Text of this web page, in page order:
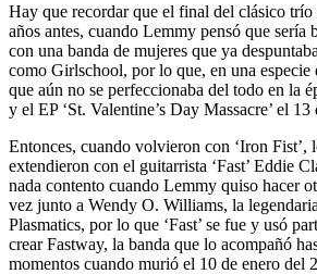
Hay que recordar que el final del clásico trío
años antes, cuando Lemmy pensó que sería
con una banda de mujeres que ya
como Girlschool, por lo que, en una especie
que aún no se perfeccionaba del todo en la
y el EP ‘St. Valentine’s Day Massacre’ el
Entonces, cuando volvieron con ‘Iron Fist’,
extendieron con el guitarrista ‘Fast’ Eddie
nada contento cuando Lemmy quiso hacer
vez junto a Wendy O. Williams, la
Plasmatics, por lo que ‘Fast’ se fue y usó
crear Fastway, la banda que lo acompañó
momentos cuando murió el 10 de enero del